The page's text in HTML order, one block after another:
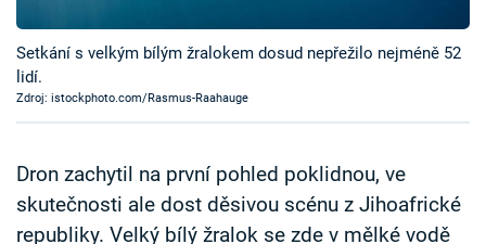
Sledujte prima+
Přihlášení
Sledujte nás
Setkání s velkým bílým žralokem dosud nepřežilo nejméně 52
lidí.
Zdroj: istockphoto.com/Rasmus-Raahauge
Dron zachytil na první pohled poklidnou, ve
skutečnosti ale dost děsivou scénu z Jihoafrické
republiky. Velký bílý žralok se zde v mělké vodě